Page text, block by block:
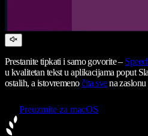
Prestanite tipkati i samo govorite –
u kvalitetan tekst u aplikacijama poput
ostalih, a istovremenočita svena zaslonu
Preuzmite za macOS